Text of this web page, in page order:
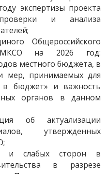
экспертизы проекта
и анализа
Общероссийского
МКСО на 2026 год:
местного бюджета, в
мер, принимаемых для
в бюджет» и важность
органов в данном
об актуализации
утвержденных
и слабых сторон в
в разрезе